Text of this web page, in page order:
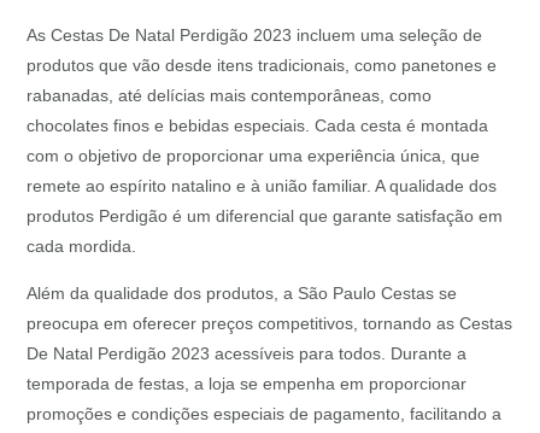
As Cestas De Natal Perdigão 2023 incluem uma seleção de
produtos que vão desde itens tradicionais, como panetones e
rabanadas, até delícias mais contemporâneas, como
chocolates finos e bebidas especiais. Cada cesta é montada
com o objetivo de proporcionar uma experiência única, que
remete ao espírito natalino e à união familiar. A qualidade dos
produtos Perdigão é um diferencial que garante satisfação em
cada mordida.
Além da qualidade dos produtos, a São Paulo Cestas se
preocupa em oferecer preços competitivos, tornando as Cestas
De Natal Perdigão 2023 acessíveis para todos. Durante a
temporada de festas, a loja se empenha em proporcionar
promoções e condições especiais de pagamento, facilitando a